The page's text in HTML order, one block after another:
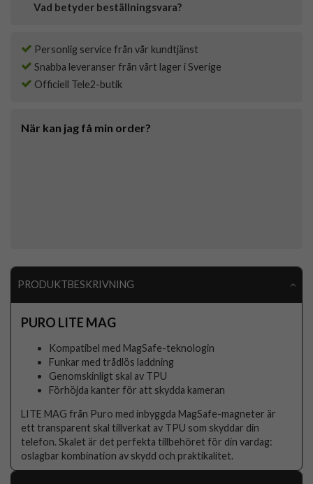
Vad betyder beställningsvara?
Personlig service från vår kundtjänst
Snabba leveranser från vårt lager i Sverige
Officiell Tele2-butik
När kan jag få min order?
PRODUKTBESKRIVNING
PURO LITE MAG
Kompatibel med MagSafe-teknologin
Funkar med trådlös laddning
Genomskinligt skal av TPU
Förhöjda kanter för att skydda kameran
LITE MAG från Puro med inbyggda MagSafe-magneter är
ett transparent skal tillverkat av TPU som skyddar din
telefon. Skalet är det perfekta tillbehöret för din vardag:
oslagbar kombination av skydd och praktikalitet.